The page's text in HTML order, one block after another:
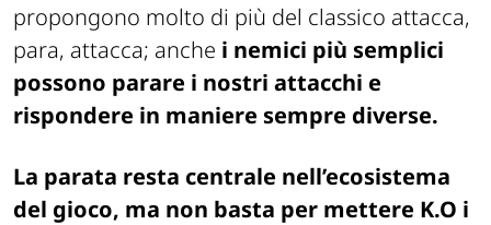
propongono molto di più del classico attacca,
para, attacca; anche i nemici più semplici
possono parare i nostri attacchi e
rispondere in maniere sempre diverse.
La parata resta centrale nell’ecosistema
del gioco, ma non basta per mettere K.O i